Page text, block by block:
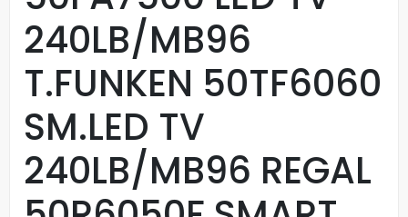
240LB/MB96
T.FUNKEN 50TF6060
SM.LED TV
240LB/MB96 REGAL